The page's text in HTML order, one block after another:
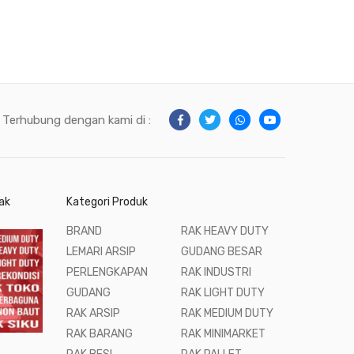
Terhubung dengan kami di :
Kategori Produk
BRAND
LEMARI ARSIP
PERLENGKAPAN
GUDANG
RAK ARSIP
RAK BARANG
RAK HEAVY DUTY
GUDANG BESAR
RAK INDUSTRI
RAK LIGHT DUTY
RAK MEDIUM DUTY
RAK MINIMARKET